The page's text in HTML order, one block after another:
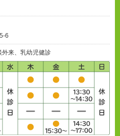
6
来、乳幼児健診